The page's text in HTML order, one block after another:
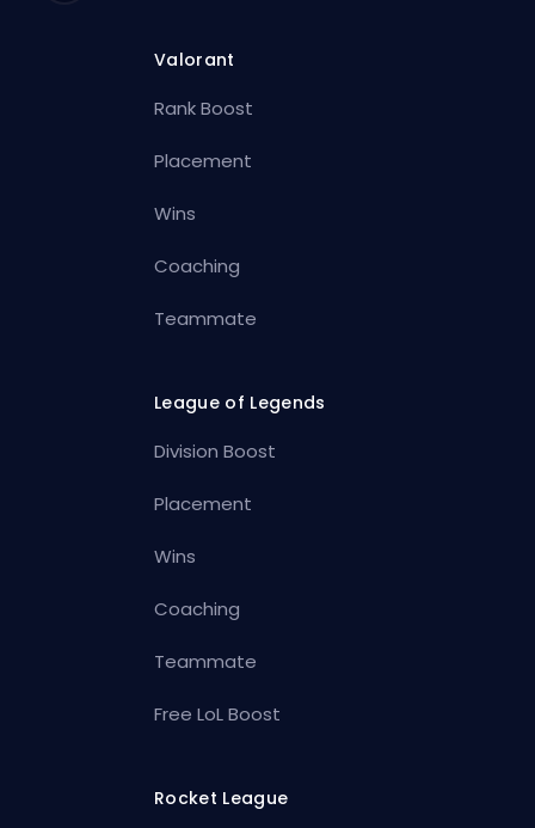
Valorant
Rank Boost
Placement
Wins
Coaching
Teammate
League of Legends
Division Boost
Placement
Wins
Coaching
Teammate
Free LoL Boost
Rocket League